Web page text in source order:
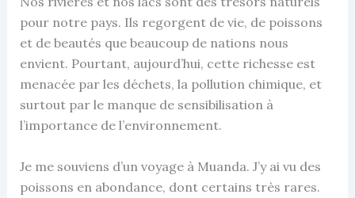
pour notre pays. Ils regorgent de vie, de poissons
et de beautés que beaucoup de nations nous
envient. Pourtant, aujourd’hui, cette richesse est
menacée par les déchets, la pollution chimique, et
surtout par le manque de sensibilisation à
l’importance de l’environnement.
Je me souviens d’un voyage à Muanda. J’y ai vu des
poissons en abondance, dont certains très rares.